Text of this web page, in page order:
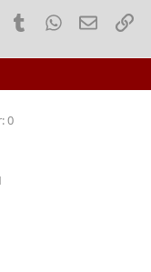
PinterestTumblrWhatsApp
E-post
0